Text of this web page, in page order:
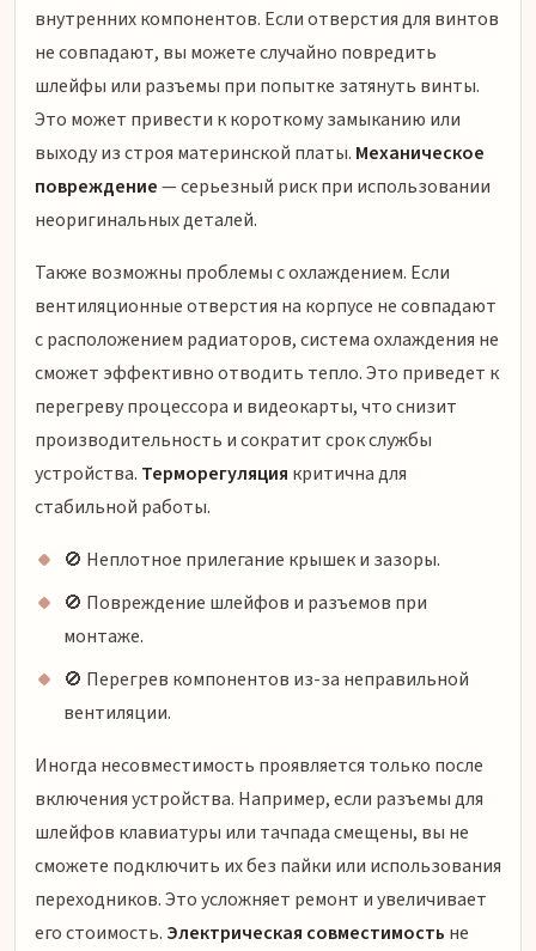
внутренних компонентов. Если отверстия для винтов
не совпадают, вы можете случайно повредить
шлейфы или разъемы при попытке затянуть винты.
Это может привести к короткому замыканию или
выходу из строя материнской платы. Механическое
повреждение— серьезный риск при использовании
неоригинальных деталей.
Также возможны проблемы с охлаждением. Если
вентиляционные отверстия на корпусе не совпадают
с расположением радиаторов, система охлаждения не
сможет эффективно отводить тепло. Это приведет к
перегреву процессора и видеокарты, что снизит
производительность и сократит срок службы
устройства. Терморегуляция критична для
стабильной работы.
🚫 Неплотное прилегание крышек и зазоры.
🚫 Повреждение шлейфов и разъемов при
монтаже.
🚫 Перегрев компонентов из-за неправильной
вентиляции.
Иногда несовместимость проявляется только после
включения устройства. Например, если разъемы для
шлейфов клавиатуры или тачпада смещены, вы не
сможете подключить их без пайки или использования
переходников. Это усложняет ремонт и увеличивает
его стоимость. Электрическая совместимость не